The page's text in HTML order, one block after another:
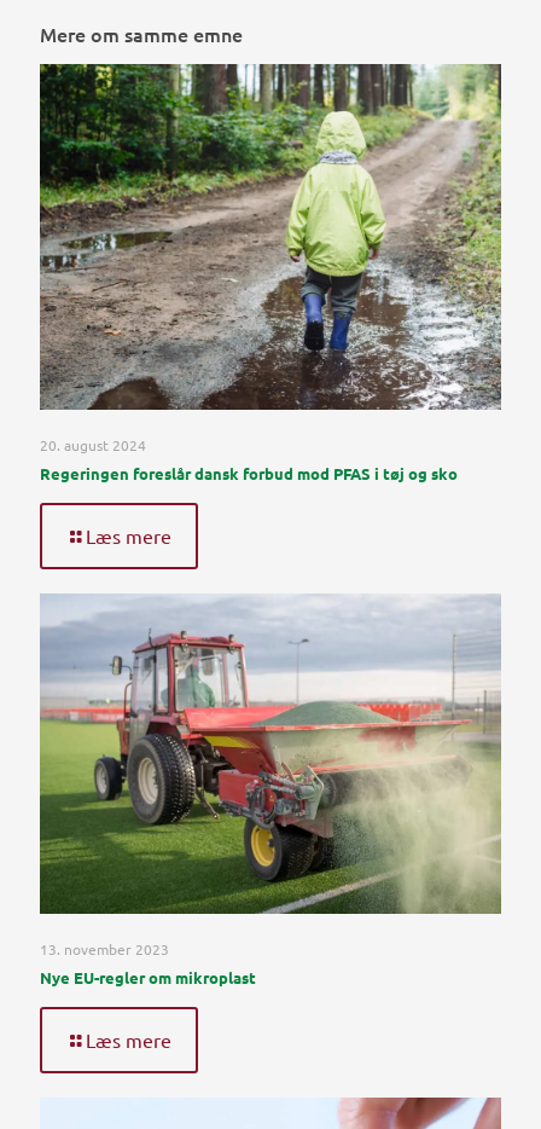
Mere om samme emne
20. august 2024
Regeringen foreslår dansk forbud mod PFAS i tøj og sko
Læs mere
13. november 2023
Nye EU-regler om mikroplast
Læs mere